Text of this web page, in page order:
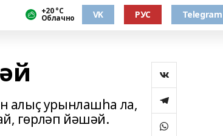
+20 °С
Облачно VK РУС Telegram
алыҫ урынлашһа ла,
гөрләп йәшәй.